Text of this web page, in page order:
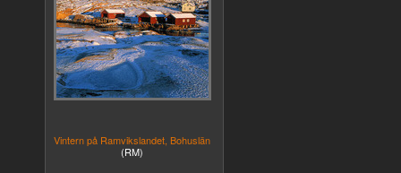
Vintern på Ramvikslandet, Bohuslän
(RM)